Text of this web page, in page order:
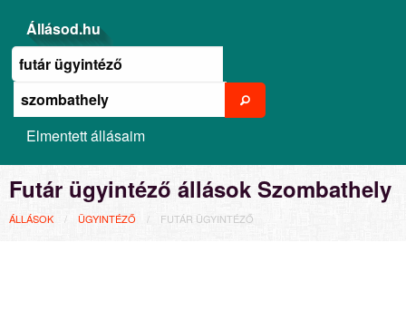
Állásod.hu
Elmentett állásaim
Futár ügyintéző állások Szombathely
ÁLLÁSOK ÜGYINTÉZŐ FUTÁR ÜGYINTÉZŐ